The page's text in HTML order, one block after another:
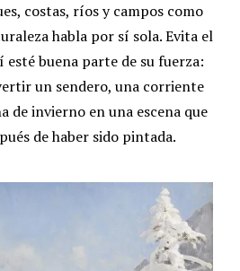
costas, ríos y campos como
habla por sí sola. Evita el
esté buena parte de su fuerza:
un sendero, una corriente
de invierno en una escena que
de haber sido pintada.